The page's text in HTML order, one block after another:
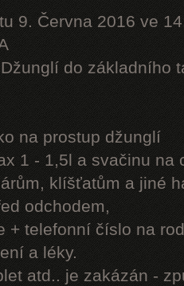
9. Června 2016 ve
do základního
na prostup džunglí
1 - 1,5l a svačinu na
klíšťatům a jiné
odchodem,
+ telefonní číslo na
a léky.
atd.. je zakázán -